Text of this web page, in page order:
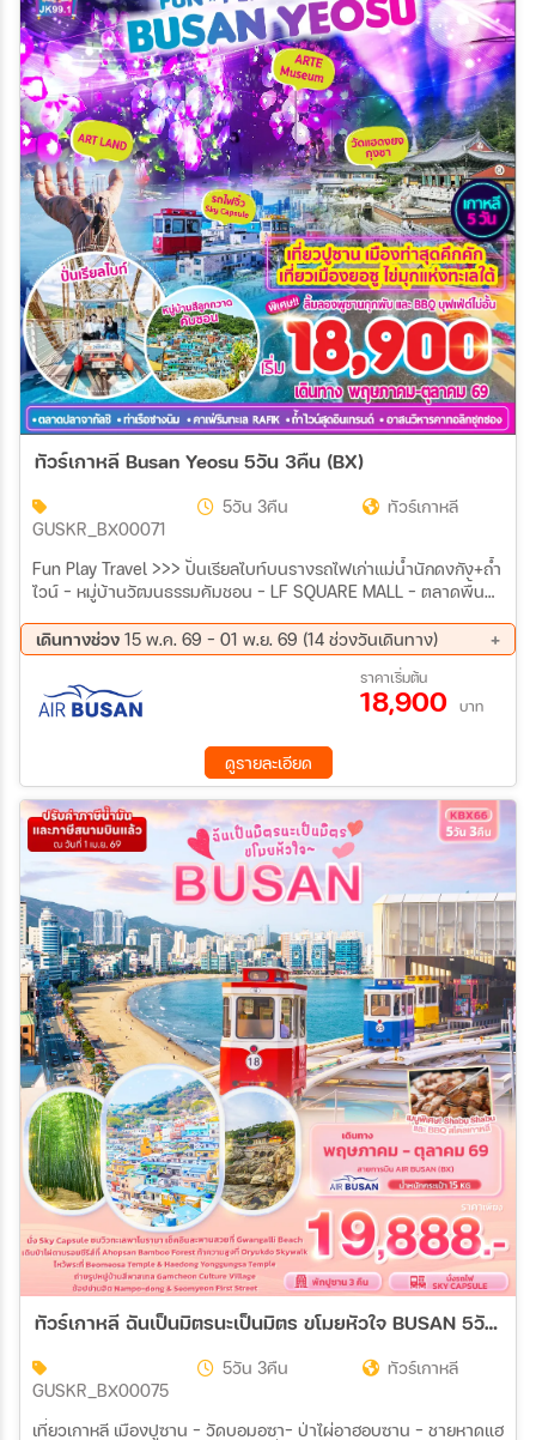
ทัวร์เกาหลี Busan Yeosu 5วัน 3คืน (BX)
GUSKR_BX00071
5วัน 3คืน ทัวร์เกาหลี
Fun Play Travel >>> ปั่นเรียลไบท์บนรางรถไฟเก่าแม่น้ำนักดงกัง+ถ้ำ
ไวน์ - หมู่บ้านวัฒนธรรมคัมชอน - LF SQUARE MALL - ตลาดพื้น
มีเดียอาร์ตสุดตื่นตา - ยอซู อาร์ทแลนด์ ART Land สวนประติมากรรม
ศิลปะยอซู - เช็คอิน Midas Hand ประติมากรรมยอดฮิต รูปมือ และ
เที่ยวพิพิธภัณฑ์ภาพลวงตา 3D ที่ใหญ่ที่สุดในเกาหลีใต้ - คาเฟ่ริมทะเล
RAFIK - นั่งรถไฟจิ๋ว SKY CAPSULE ชมวิวทะเลปูซาน - อาสนวิหาร
ซา - สยามสแควร์พูซานถนนนัมโพดง และ ตลาดปลาจากัลชิ - ท่าเรือ
เดินทางช่วง 15 พ.ค. 69 - 01 พ.ย. 69 (14 ช่วงวันเดินทาง)
26 ส.ค. 69 - 30 ส.ค. 69
02 ก.ย. 69 - 06 ก.ย. 69
04 ก.ย. 69 - 08 ก.ย. 69
09 ก.ย. 69 - 13 ก.ย. 69
16 ก.ย. 69 - 20 ก.ย. 69
07 ต.ค. 69 - 11 ต.ค. 69
14 ต.ค. 69 - 18 ต.ค. 69
16 ต.ค. 69 - 20 ต.ค. 69
21 ต.ค. 69 - 25 ต.ค. 69
22 ต.ค. 69 - 26 ต.ค. 69
28 ต.ค. 69 - 01 พ.ย. 69
ราคาเริ่มต้น
18,900 บาท
ดูรายละเอียด
ทัวร์เกาหลี ฉันเป็นมิตรนะเป็นมิตร ขโมยหัวใจ BUSAN 5วัน 3คืน (BX)
GUSKR_BX00075
5วัน 3คืน ทัวร์เกาหลี
เที่ยวเกาหลี เมืองปูซาน - วัดบอมอซา- ป่าไผ่อาฮอบซาน - ชายหาดแฮ